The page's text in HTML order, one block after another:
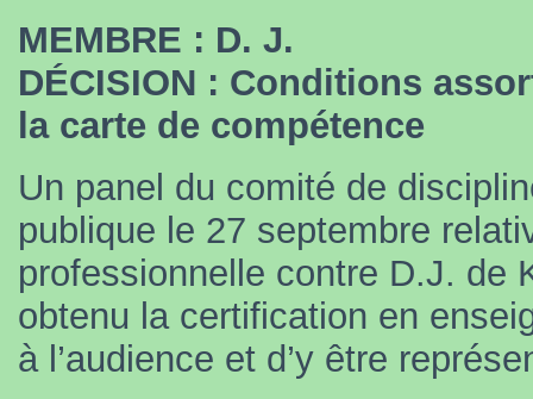
MEMBRE : D. J.
DÉCISION : Conditions
la carte de compétence
Un panel du comité de
publique le 27 septembre
professionnelle contre D.J. de
obtenu la certification en
à l’audience et d’y être